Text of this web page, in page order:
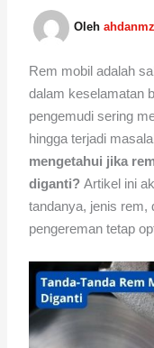
Oleh
Rem mobil adalah
dalam keselamatan
pengemudi sering
hingga terjadi
mengetahui jika
diganti? Artikel ini
tandanya, jenis rem,
pengereman tetap